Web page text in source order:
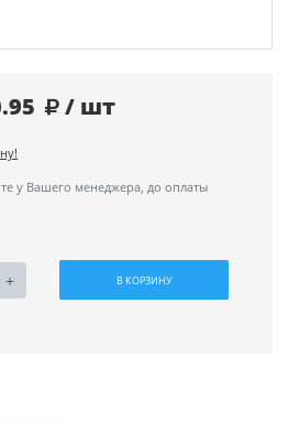
/ шт
у Вашего менеджера, до оплаты
+ В КОРЗИНУ